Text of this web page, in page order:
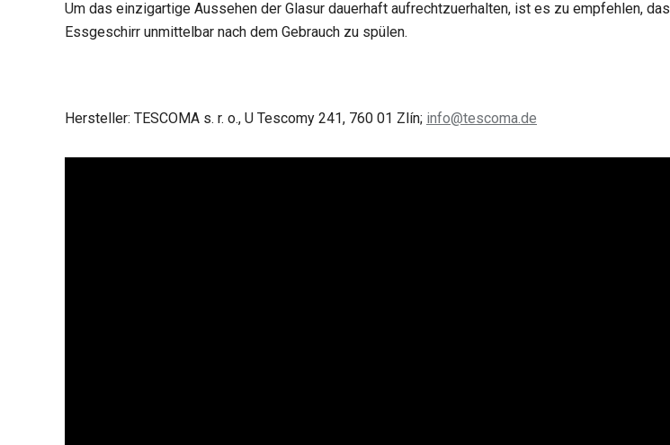
Um das einzigartige Aussehen der Glasur dauerhaft aufrechtzuerhalten, ist es zu empfehlen, das
Essgeschirr unmittelbar nach dem Gebrauch zu spülen.
Hersteller: TESCOMA s. r. o., U Tescomy 241, 760 01 Zlín; info@tescoma.de